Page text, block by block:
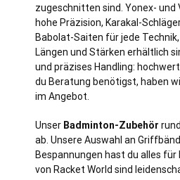
zugeschnitten sind. Yonex-
hohe Präzision, Karakal-
Babolat-Saiten für jede
Längen und Stärken erhältlich
und präzises Handling:
du Beratung benötigst, haben
im Angebot.
Unser Badminton-Zubehör
ab. Unsere Auswahl an
Bespannungen hast du alles
von Racket World sind